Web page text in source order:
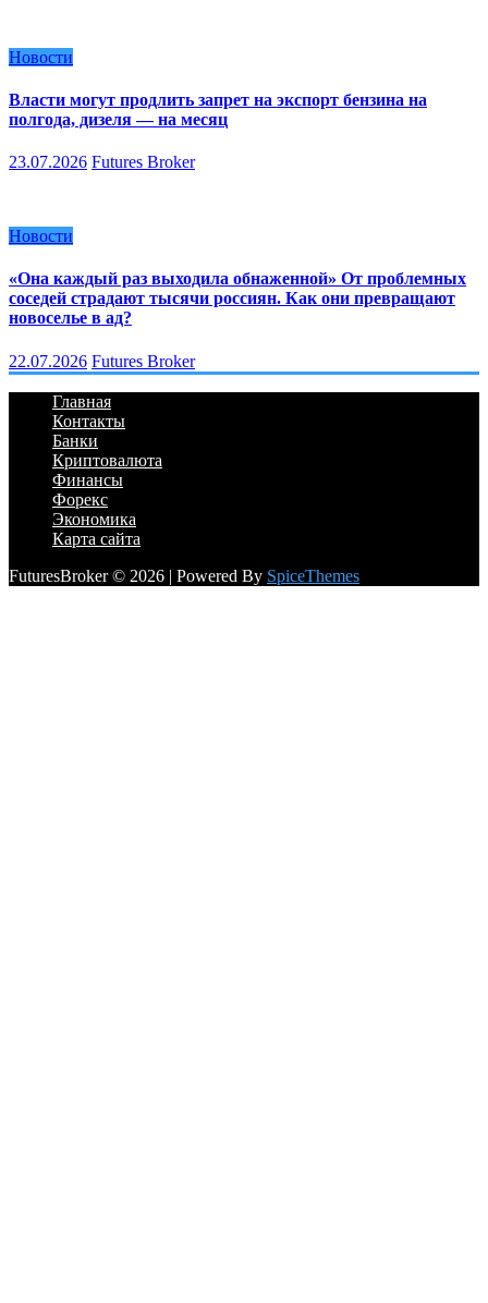
Новости
Власти могут продлить запрет на экспорт бензина на
полгода, дизеля — на месяц
23.07.2026 Futures Broker
Новости
«Она каждый раз выходила обнаженной» От проблемных
соседей страдают тысячи россиян. Как они превращают
новоселье в ад?
22.07.2026 Futures Broker
Главная
Контакты
Банки
Криптовалюта
Финансы
Форекс
Экономика
Карта сайта
FuturesBroker © 2026 | Powered By SpiceThemes